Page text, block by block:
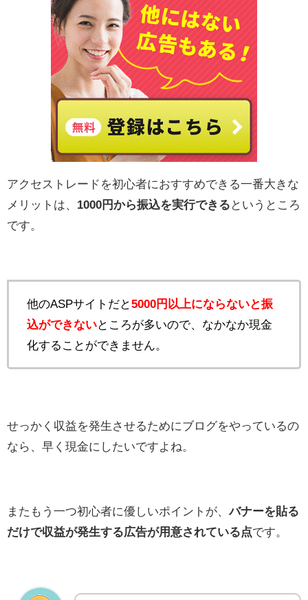
アクセストレードを初心者におすすめできる一番大きな
メリットは、 1000円から振込を実行できる というところ
です。
他のASPサイトだと5000円以上にならないと振
込ができないところが多いので、なかなか現金
化することができません。
せっかく収益を発生させるためにブログをやっているの
なら、早く現金にしたいですよね。
またもう一つ初心者に優しいポイントが、 バナーを貼る
だけで収益が発生する広告が用意されている点です。